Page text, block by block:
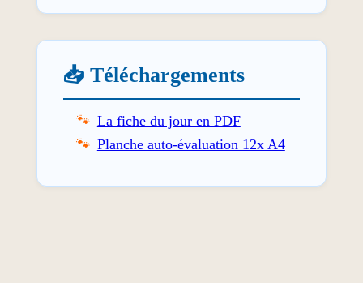
📥 Téléchargements
La fiche du jour en PDF
Planche auto-évaluation 12x A4